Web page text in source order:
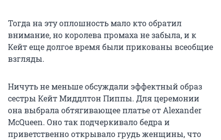
Тогда на эту оплошность мало кто обратил
внимание, но королева промаха не забыла, и к
Кейт еще долгое время были прикованы всеобщие
взгляды.
Ничуть не меньше обсуждали эффектный образ
сестры Кейт Миддлтон Пиппы. Для церемонии
она выбрала обтягивающее платье от Alexander
McQueen. Оно так подчеркивало бедра и
приветственно открывало грудь женщины, что